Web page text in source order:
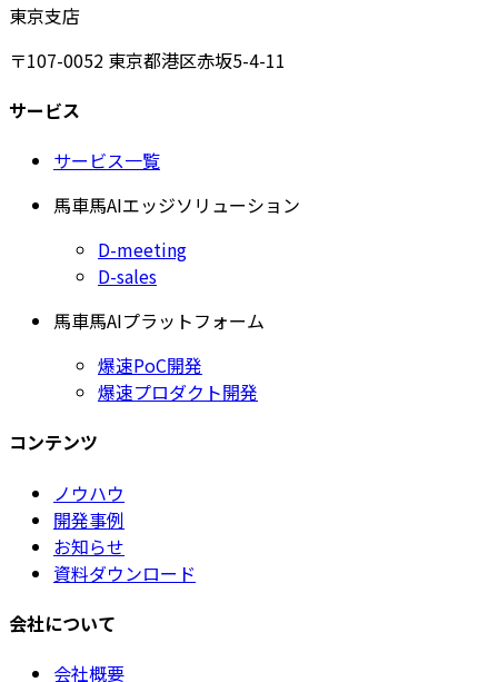
東京支店
〒107-0052 東京都港区赤坂5-4-11
サービス
サービス一覧
馬車馬AIエッジソリューション
D-meeting
D-sales
馬車馬AIプラットフォーム
爆速PoC開発
爆速プロダクト開発
コンテンツ
ノウハウ
開発事例
お知らせ
資料ダウンロード
会社について
会社概要